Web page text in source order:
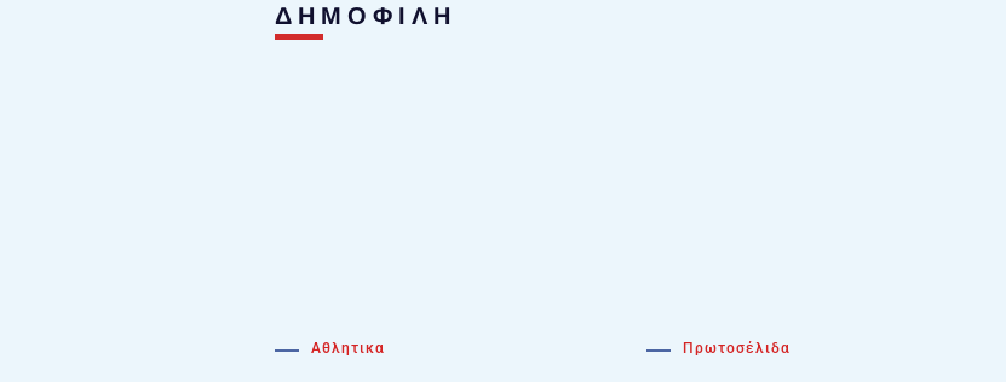
ΔΗΜΟΦΙΛΗ
Αθλητικα Πρωτοσέλιδα